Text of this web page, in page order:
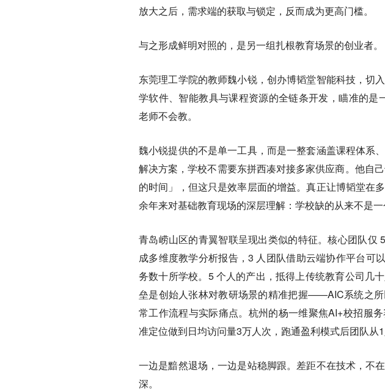
放大之后，需求端的获取与锁定，反而成为更高门槛。
与之形成鲜明对照的，是另一组扎根教育场景的创业者。
东莞理工学院的教师魏小锐，创办博韬堂智能科技，切
学软件、智能教具与课程资源的全链条开发，瞄准的是
老师不会教。
魏小锐提供的不是单一工具，而是一整套涵盖课程体系
解决方案，学校不需要东拼西凑对接多家供应商。他自
的时间」，但这只是效率层面的增益。真正让博韬堂在
余年来对基础教育现场的深层理解：学校缺的从来不是
青岛崂山区的青翼智联呈现出类似的特征。核心团队仅
成多维度教学分析报告，3 人团队借助云端协作平台可
务数十所学校。5 个人的产出，抵得上传统教育公司几
垒是创始人张林对教研场景的精准把握——AIC系统之
常工作流程与实际痛点。杭州的杨一维聚焦AI+校招服
准定位做到日均访问量3万人次，跑通盈利模式后团队从1
一边是黯然退场，一边是站稳脚跟。 差距不在技术，不
深。